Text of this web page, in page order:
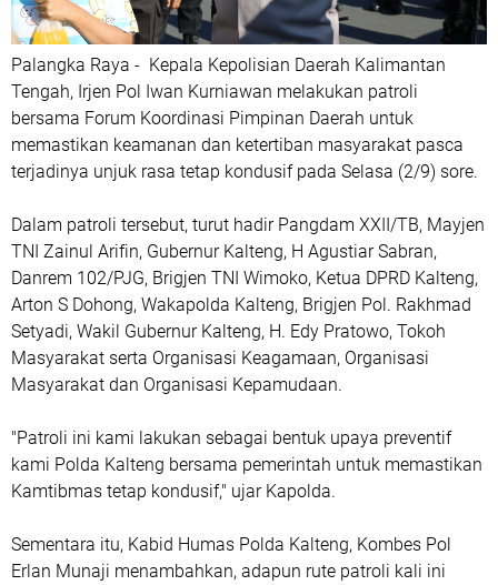
Palangka Raya - Kepala Kepolisian Daerah Kalimantan
Tengah, Irjen Pol Iwan Kurniawan melakukan patroli
bersama Forum Koordinasi Pimpinan Daerah untuk
memastikan keamanan dan ketertiban masyarakat pasca
terjadinya unjuk rasa tetap kondusif pada Selasa (2/9) sore.
Dalam patroli tersebut, turut hadir Pangdam XXII/TB, Mayjen
TNI Zainul Arifin, Gubernur Kalteng, H Agustiar Sabran,
Danrem 102/PJG, Brigjen TNI Wimoko, Ketua DPRD Kalteng,
Arton S Dohong, Wakapolda Kalteng, Brigjen Pol. Rakhmad
Setyadi, Wakil Gubernur Kalteng, H. Edy Pratowo, Tokoh
Masyarakat serta Organisasi Keagamaan, Organisasi
Masyarakat dan Organisasi Kepamudaan.
"Patroli ini kami lakukan sebagai bentuk upaya preventif
kami Polda Kalteng bersama pemerintah untuk memastikan
Kamtibmas tetap kondusif," ujar Kapolda.
Sementara itu, Kabid Humas Polda Kalteng, Kombes Pol
Erlan Munaji menambahkan, adapun rute patroli kali ini